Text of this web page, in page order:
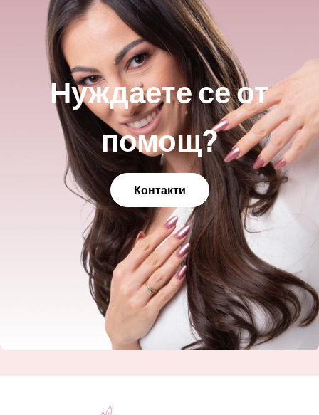
Нуждаете се от
помощ?
Контакти